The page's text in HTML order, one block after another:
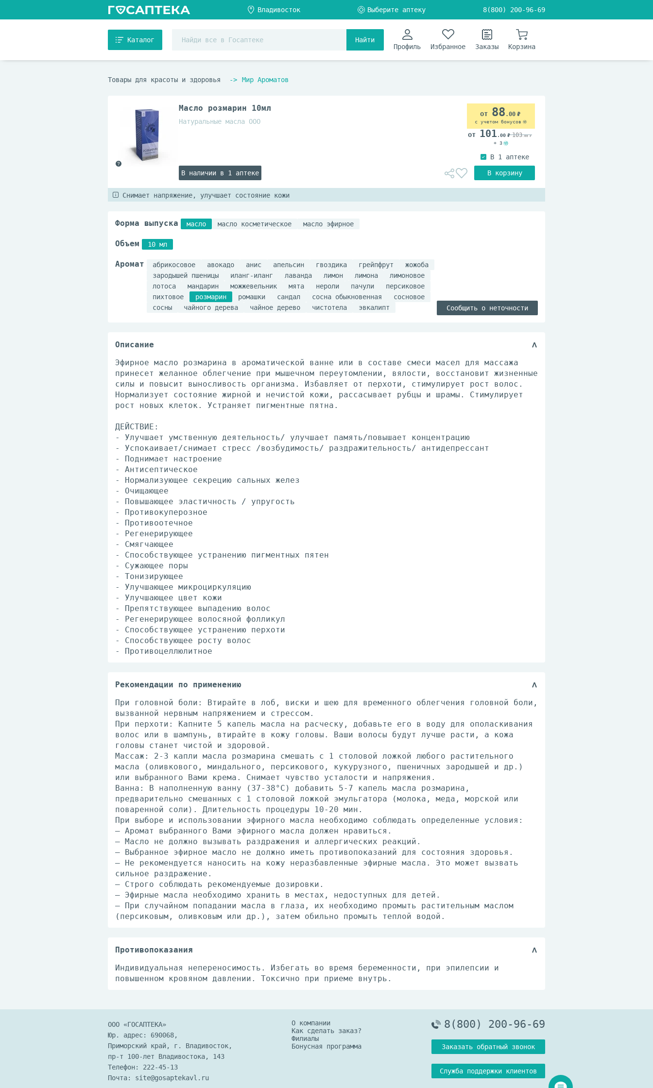
8(800) 200-96-69
Каталог
Найти
Профиль
Избранное Заказы Корзина
Товары для красоты и здоровья Мир Ароматов
Масло розмарин 10мл
Натуральные масла ООО
В наличии в 1 аптеке
88 .00
с учетом бонусов
101 .00 103.00
+ 3
Снимает напряжение, улучшает состояние кожи
Форма выпуска масло масло косметическое масло эфирное
Объем 10 мл
Аромат абрикосовое авокадо анис апельсин гвоздика грейпфрут
жожоба
зародышей пшеницы
иланг-иланг лаванда лимон лимона
лимоновое
лотоса
мандарин можжевельник мята нероли пачули
персиковое
пихтовое
розмарин ромашки сандал сосна обыкновенная
сосновое
сосны
чайного дерева чайное дерево чистотела эвкалипт Сообщить о неточности
Описание
Эфирное масло розмарина в ароматической ванне или в составе смеси масел для массажа
принесет желанное облегчение при мышечном переутомлении, вялости, восстановит жизненные
силы и повысит выносливость организма. Избавляет от перхоти, стимулирует рост волос.
Нормализует состояние жирной и нечистой кожи, рассасывает рубцы и шрамы. Стимулирует
рост новых клеток. Устраняет пигментные пятна.
ДЕЙСТВИЕ:
- Улучшает умственную деятельность/ улучшает память/повышает концентрацию
- Успокаивает/снимает стресс /возбудимость/ раздражительность/ антидепрессант
- Поднимает настроение
- Антисептическое
- Нормализующее секрецию сальных желез
- Очищающее
- Повышающее эластичность / упругость
- Противокуперозное
- Противоотечное
- Регенерирующее
- Смягчающее
- Способствующее устранению пигментных пятен
- Сужающее поры
- Тонизирующее
- Улучшающее микроциркуляцию
- Улучшающее цвет кожи
- Препятствующее выпадению волос
- Регенерирующее волосяной фолликул
- Способствующее устранению перхоти
- Способствующее росту волос
- Противоцеллюлитное
Рекомендации по применению
При головной боли: Втирайте в лоб, виски и шею для временного облегчения головной боли,
вызванной нервным напряжением и стрессом.
При перхоти: Капните 5 капель масла на расческу, добавьте его в воду для ополаскивания
волос или в шампунь, втирайте в кожу головы. Ваши волосы будут лучше расти, а кожа
головы станет чистой и здоровой.
Массаж: 2-3 капли масла розмарина смешать с 1 столовой ложкой любого растительного
масла (оливкового, миндального, персикового, кукурузного, пшеничных зародышей и др.)
или выбранного Вами крема. Снимает чувство усталости и напряжения.
Ванна: В наполненную ванну (37-38°С) добавить 5-7 капель масла розмарина,
предварительно смешанных с 1 столовой ложкой эмульгатора (молока, меда, морской или
поваренной соли). Длительность процедуры 10-20 мин.
При выборе и использовании эфирного масла необходимо соблюдать определенные условия:
— Аромат выбранного Вами эфирного масла должен нравиться.
— Масло не должно вызывать раздражения и аллергических реакций.
— Выбранное эфирное масло не должно иметь противопоказаний для состояния здоровья.
— Не рекомендуется наносить на кожу неразбавленные эфирные масла. Это может вызвать
сильное раздражение.
— Строго соблюдать рекомендуемые дозировки.
— Эфирные масла необходимо хранить в местах, недоступных для детей.
— При случайном попадании масла в глаза, их необходимо промыть растительным маслом
(персиковым, оливковым или др.), затем обильно промыть теплой водой.
Противопоказания
Индивидуальная непереносимость. Избегать во время беременности, при эпилепсии и
повышенном кровяном давлении. Токсично при приеме внутрь.
ООО «ГОСАПТЕКА»
Юр. адрес: 690068,
Приморский край, г. Владивосток,
пр-т 100-лет Владивостока, 143
Телефон: 222-45-13
Почта: site@gosaptekavl.ru
О компании
Как сделать заказ?
Филиалы
Бонусная программа
8(800) 200-96-69
Заказать обратный звонок
Служба поддержки клиентов